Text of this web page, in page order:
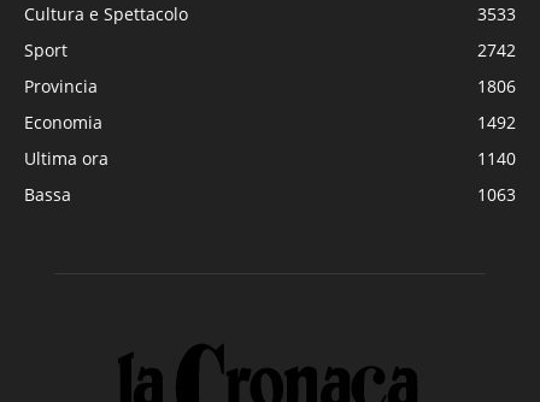
Cultura e Spettacolo
3533
Sport
2742
Provincia
1806
Economia
1492
Ultima ora
1140
Bassa
1063